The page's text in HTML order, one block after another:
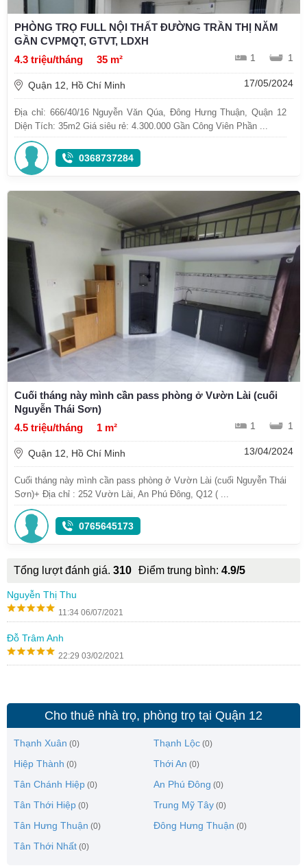
PHÒNG TRỌ FULL NỘI THẤT ĐƯỜNG TRẦN THỊ NĂM
GẦN CVPMQT, GTVT, LDXH
4.3 triệu/tháng
35 m² 1 1
Quận 12, Hồ Chí Minh 17/05/2024
Địa chỉ: 666/40/16 Nguyễn Văn Qúa, Đông Hưng Thuận, Quận 12
Diện Tích: 35m2 Giá siêu rẻ: 4.300.000 Gần Công Viên Phần ...
0368737284
Cuối tháng này mình cần pass phòng ở Vườn Lài (cuối
Nguyễn Thái Sơn)
4.5 triệu/tháng
1 m² 1 1
Quận 12, Hồ Chí Minh 13/04/2024
Cuối tháng này mình cần pass phòng ở Vườn Lài (cuối Nguyễn Thái
Sơn)+ Địa chỉ : 252 Vườn Lài, An Phú Đông, Q12 ( ...
0765645173
Tổng lượt đánh giá. 310 Điểm trung bình: 4.9/5
Nguyễn Thị Thu
11:34 06/07/2021
Đỗ Trâm Anh
22:29 03/02/2021
Cho thuê nhà trọ, phòng trọ tại Quận 12
Thạnh Xuân (0) Thạnh Lộc (0)
Hiệp Thành (0) Thới An (0)
Tân Chánh Hiệp (0) An Phú Đông (0)
Tân Thới Hiệp (0) Trung Mỹ Tây (0)
Tân Hưng Thuận (0) Đông Hưng Thuận (0)
Tân Thới Nhất (0)